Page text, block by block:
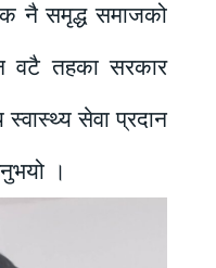
नै समृद्ध समाजको
वटै तहका सरकार
सेवा प्रदान
।